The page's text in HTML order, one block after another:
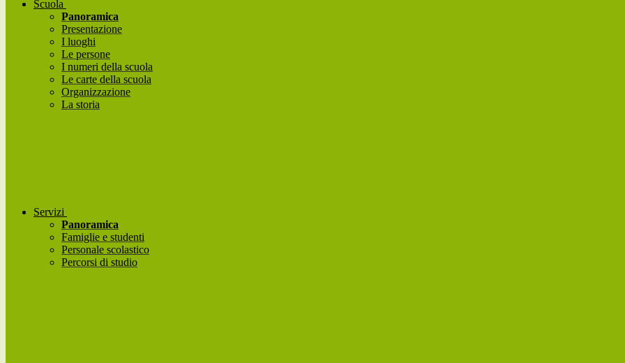
Scuola
Panoramica
Presentazione
I luoghi
Le persone
I numeri della scuola
Le carte della scuola
Organizzazione
La storia
Servizi
Panoramica
Famiglie e studenti
Personale scolastico
Percorsi di studio